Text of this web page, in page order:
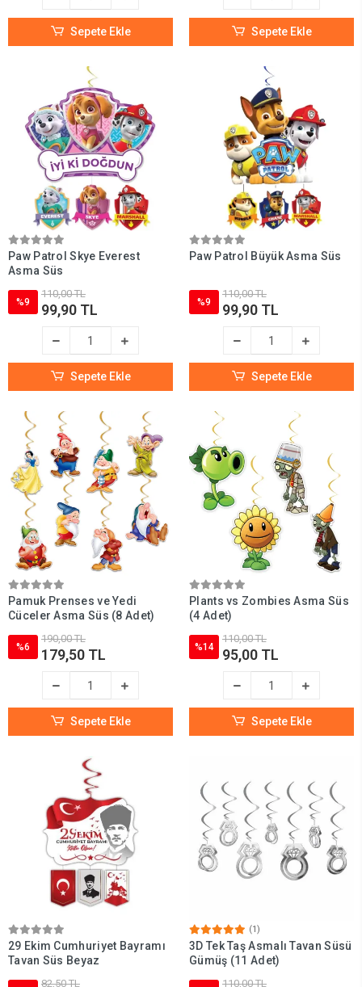
Sepete Ekle Sepete Ekle
Paw Patrol Skye Everest
Asma Süs
%9
110,00 TL
99,90 TL
Sepete Ekle
Paw Patrol Büyük Asma Süs
%9
110,00 TL
99,90 TL
Sepete Ekle
Pamuk Prenses ve Yedi
Cüceler Asma Süs (8 Adet)
%6
190,00 TL
179,50 TL
Sepete Ekle
Plants vs Zombies Asma Süs
(4 Adet)
%14
110,00 TL
95,00 TL
Sepete Ekle
29 Ekim Cumhuriyet Bayramı
Tavan Süs Beyaz
82,50 TL
(1)
3D Tek Taş Asmalı Tavan Süsü
Gümüş (11 Adet)
110,00 TL